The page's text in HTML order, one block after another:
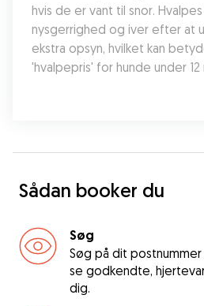
hvis de er vant til snor.
nysgerrighed og iver efter at
ekstra opsyn, hvilket kan
'hvalpepris' for hunde under
Sådan booker du
Søg
Søg på dit
se godkendte,
dig.